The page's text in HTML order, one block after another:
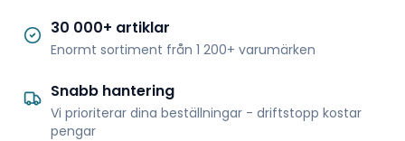
30 000+ artiklar
Enormt sortiment från 1 200+ varumärken
Snabb hantering
Vi prioriterar dina beställningar - driftstopp kostar
pengar